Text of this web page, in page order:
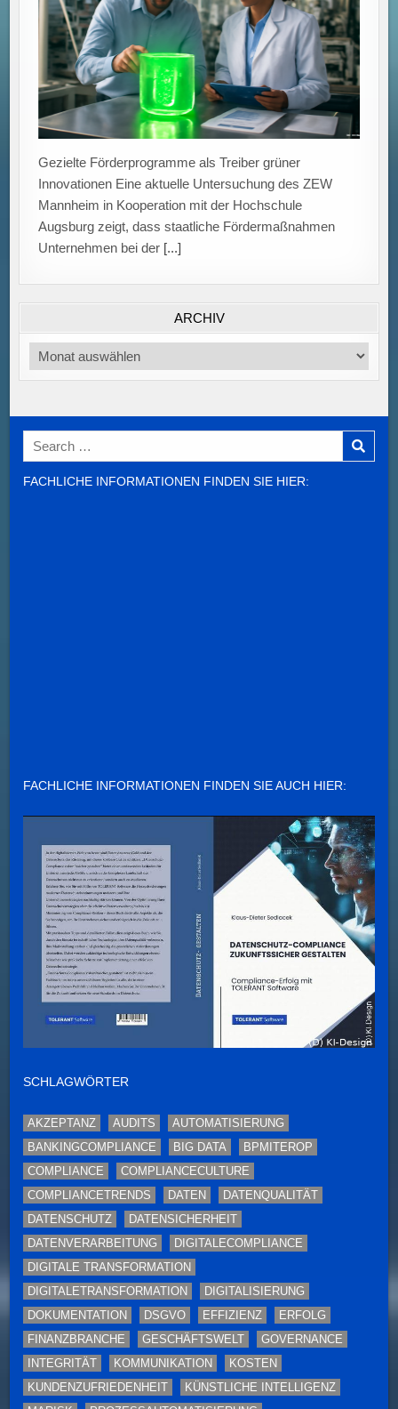
Gezielte Förderprogramme als Treiber grüner
Innovationen Eine aktuelle Untersuchung des ZEW
Mannheim in Kooperation mit der Hochschule
Augsburg zeigt, dass staatliche Fördermaßnahmen
Unternehmen bei der [...]
ARCHIV
Archiv
Search
for:
FACHLICHE INFORMATIONEN FINDEN SIE HIER:
FACHLICHE INFORMATIONEN FINDEN SIE AUCH HIER:
SCHLAGWÖRTER
AKZEPTANZ AUDITS
AUTOMATISIERUNG
BANKINGCOMPLIANCE
BIG DATA
BPMITEROP
COMPLIANCE
COMPLIANCECULTURE
COMPLIANCETRENDS
DATEN
DATENQUALITÄT
DATENSCHUTZ
DATENSICHERHEIT
DATENVERARBEITUNG
DIGITALECOMPLIANCE
DIGITALE TRANSFORMATION
DIGITALETRANSFORMATION
DIGITALISIERUNG
DOKUMENTATION
DSGVO EFFIZIENZ
ERFOLG
FINANZBRANCHE
GESCHÄFTSWELT
GOVERNANCE
INTEGRITÄT
KOMMUNIKATION
KOSTEN
KUNDENZUFRIEDENHEIT
KÜNSTLICHE INTELLIGENZ